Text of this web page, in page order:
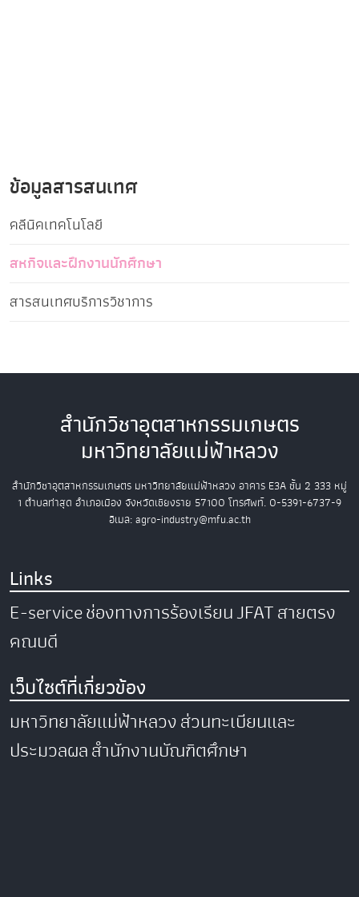
ข้อมูลสารสนเทศ
คลีนิคเทคโนโลยี
สหกิจและฝึกงานนักศึกษา
สารสนเทศบริการวิชาการ
สำนักวิชาอุตสาหกรรมเกษตร
มหาวิทยาลัยแม่ฟ้าหลวง
สำนักวิชาอุตสาหกรรมเกษตร มหาวิทยาลัยแม่ฟ้าหลวง อาคาร E3A ชั้น 2 333 หมู่
1 ตำบลท่าสุด อำเภอเมือง จังหวัดเชียงราย 57100 โทรศัพท์. 0-5391-6737-9
อีเมล: agro-industry@mfu.ac.th
Links
E-serviceช่องทางการร้องเรียนJFATสายตรง
คณบดี
เว็บไซต์ที่เกี่ยวข้อง
มหาวิทยาลัยแม่ฟ้าหลวงส่วนทะเบียนและ
ประมวลผลสำนักงานบัณฑิตศึกษา